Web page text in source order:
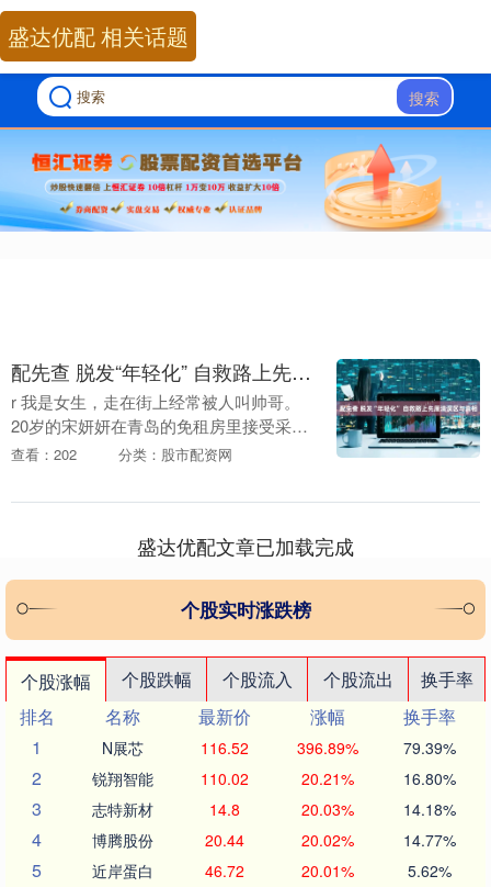
搜索
盛达优配 相关话题
配先查 脱发“年轻化” 自救路上先厘清误区与真相
r 我是女生，走在街上经常被人叫帅哥。
20岁的宋妍妍在青岛的免租房里接受采访
时，语气轻松。3个月前，她让朋友用剪刀
艺术，....
查看：202 分类：股市配资网
盛达优配文章已加载完成
个股实时涨跌榜
个股涨幅 个股跌幅 个股流入 个股流出
换手率
排名
名称 最新价 涨幅
换手率
1
N展芯 116.52 396.89% 79.39%
2 锐翔智能 110.02 20.21% 16.80%
3 志特新材 14.8 20.03% 14.18%
4 博腾股份 20.44 20.02% 14.77%
5 近岸蛋白 46.72 20.01% 5.62%